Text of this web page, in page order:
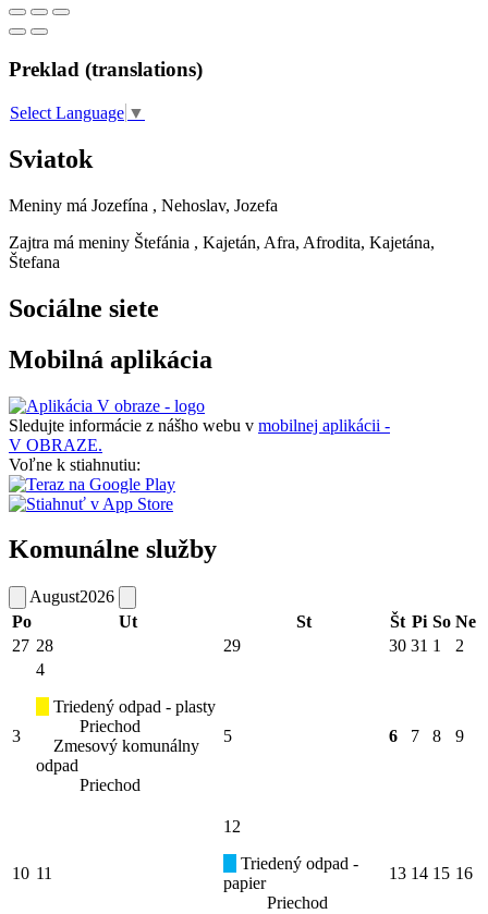
Preklad (translations)
Select Language ▼
Sviatok
Meniny má Jozefína , Nehoslav, Jozefa
Zajtra má meniny Štefánia , Kajetán, Afra, Afrodita, Kajetána,
Štefana
Sociálne siete
Mobilná aplikácia
Sledujte informácie z nášho webu v mobilnej aplikácii -
V OBRAZE.
Voľne k stiahnutiu:
Komunálne služby
August2026
Po
Ut St Št Pi So Ne
27 28 29 30 31 1 2
3
4
Triedený odpad - plasty
Priechod
Zmesový komunálny
odpad
Priechod
5 6 7 8 9
10 11
12
Triedený odpad -
papier
Priechod
13 14 15 16